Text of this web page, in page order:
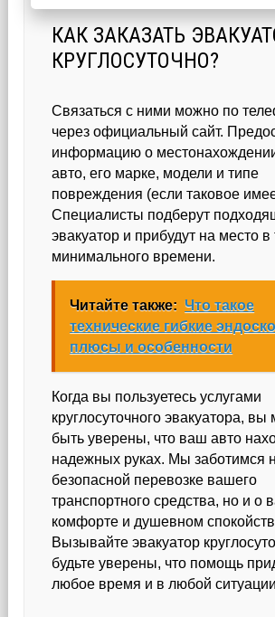
КАК ЗАКАЗАТЬ
КРУГЛОСУТОЧНО?
Связаться с ними можно по
через официальный сайт.
информацию о
авто, его марке, модели и типе
повреждения (если таковое
Специалисты подберут
эвакуатор и прибудут на место в
минимального времени.
Читайте также: Что такое
технические гибкие
плюсы и особенности
Когда вы пользуетесь услугами
круглосуточного эвакуатора, вы
быть уверены, что ваш авто
надежных руках. Мы заботимся
безопасной перевозке вашего
транспортного средства, но и о
комфорте и душевном
Вызывайте эвакуатор
будьте уверены, что помощь
любое время и в любой